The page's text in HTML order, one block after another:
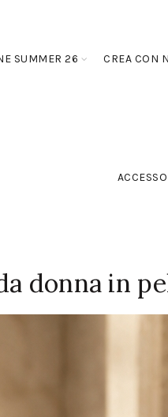
SUMMER 26 CREA CON
donna in